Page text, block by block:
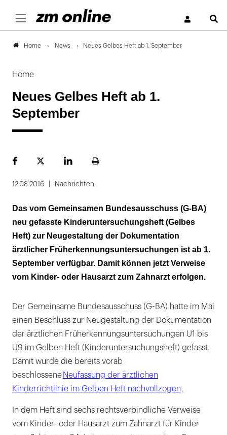
Home News Neues Gelbes Heft ab 1. September
Home
Neues Gelbes Heft ab 1.
September
FacebookPlattformLinekdInSeite
12.08.2016 Nachrichten
Das vom Gemeinsamen Bundesausschuss (G-BA)
neu gefasste Kinderuntersuchungsheft (Gelbes
Heft) zur Neugestaltung der Dokumentation
ärztlicher Früherkennungsuntersuchungen ist ab 1.
September verfügbar. Damit können jetzt Verweise
vom Kinder- oder Hausarzt zum Zahnarzt erfolgen.
Der Gemeinsame Bundesausschuss (G-BA) hatte im Mai
einen Beschluss zur Neugestaltung der Dokumentation
der ärztlichen Früherkennungsuntersuchungen U1 bis
U9 im Gelben Heft (Kinderuntersuchungsheft) gefasst.
Damit wurde die bereits vorab
beschlossene Neufassung der ärztlichen
Kinderrichtlinie im Gelben Heft nachvollzogen .
In dem Heft sind sechs rechtsverbindliche Verweise
vom Kinder- oder Hausarzt zum Zahnarzt für Kinder